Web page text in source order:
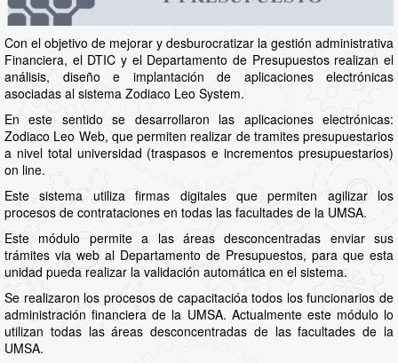
Con el objetivo de mejorar y desburocratizar la gestión administrativa
Financiera, el DTIC y el Departamento de Presupuestos realizan el
análisis, diseño e implantación de aplicaciones electrónicas
asociadas al sistema Zodiaco Leo System.
En este sentido se desarrollaron las aplicaciones electrónicas:
Zodiaco Leo Web, que permiten realizar de tramites presupuestarios
a nivel total universidad (traspasos e incrementos presupuestarios)
on line.
Este sistema utiliza firmas digitales que permiten agilizar los
procesos de contrataciones en todas las facultades de la UMSA.
Este módulo permite a las áreas desconcentradas enviar sus
trámites via web al Departamento de Presupuestos, para que esta
unidad pueda realizar la validación automática en el sistema.
Se realizaron los procesos de capacitacióa todos los funcionarios de
administración financiera de la UMSA. Actualmente este módulo lo
utilizan todas las áreas desconcentradas de las facultades de la
UMSA.